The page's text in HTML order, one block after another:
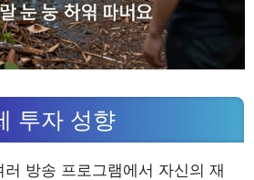
투자 성향
방송 프로그램에서 자신의 재